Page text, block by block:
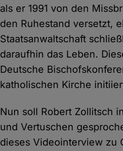
als er 1991 von den
den Ruhestand versetzt,
Staatsanwaltschaft
daraufhin das Leben.
Deutsche
katholischen Kirche
Nun soll Robert Zollitsch
und Vertuschen
dieses Videointerview zu